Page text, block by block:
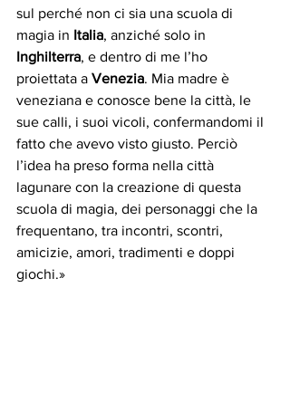
sul perché non ci sia una scuola di
magia in Italia, anziché solo in
Inghilterra, e dentro di me l’ho
proiettata a Venezia. Mia madre è
veneziana e conosce bene la città, le
sue calli, i suoi vicoli, confermandomi il
fatto che avevo visto giusto. Perciò
l’idea ha preso forma nella città
lagunare con la creazione di questa
scuola di magia, dei personaggi che la
frequentano, tra incontri, scontri,
amicizie, amori, tradimenti e doppi
giochi.»